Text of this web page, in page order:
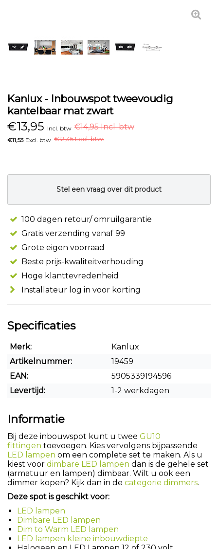
Kanlux - Inbouwspot tweevoudig
kantelbaar mat zwart
€13,95 Incl. btw €14,95 Incl. btw
€11,53 Excl. btw €12,36 Excl. btw.
Stel een vraag over dit product
100 dagen retour/ omruilgarantie
Gratis verzending vanaf 99
Grote eigen voorraad
Beste prijs-kwaliteitverhouding
Hoge klanttevredenheid
Installateur log in voor korting
Specificaties
Merk:
Kanlux
Artikelnummer:
19459
EAN:
5905339194596
Levertijd:
1-2 werkdagen
Informatie
Bij deze inbouwspot kunt u twee GU10
fittingen toevoegen. Kies vervolgens bijpassende
LED lampen om een complete set te maken. Als u
kiest voor dimbare LED lampen dan is de gehele set
(armatuur en lampen) dimbaar. Wilt u ook een
dimmer kopen? Kijk dan in de categorie dimmers.
Deze spot is geschikt voor:
LED lampen
Dimbare LED lampen
Dim to Warm LED lampen
LED lampen kleine inbouwdiepte